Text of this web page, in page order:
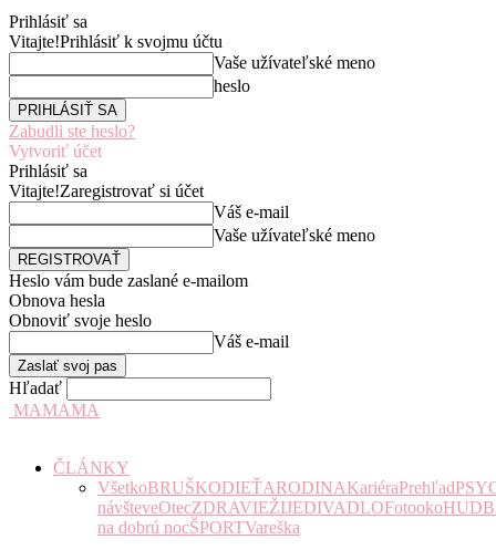
Prihlásiť sa
Vitajte!Prihlásiť k svojmu účtu
Vaše užívateľské meno
heslo
Zabudli ste heslo?
Vytvoriť účet
Prihlásiť sa
Vitajte!Zaregistrovať si účet
Váš e-mail
Vaše užívateľské meno
Heslo vám bude zaslané e-mailom
Obnova hesla
Obnoviť svoje heslo
Váš e-mail
Hľadať
MAMAMA
ČLÁNKY
VšetkoBRUŠKODIEŤARODINAKariéraPrehľad
návšteveOtecZDRAVIEŽIJEDIVADLOFotooko
na dobrú nocŠPORTVareška